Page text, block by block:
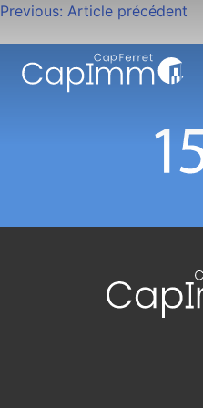
Navigation
de
l’article
Previous: Article précédent